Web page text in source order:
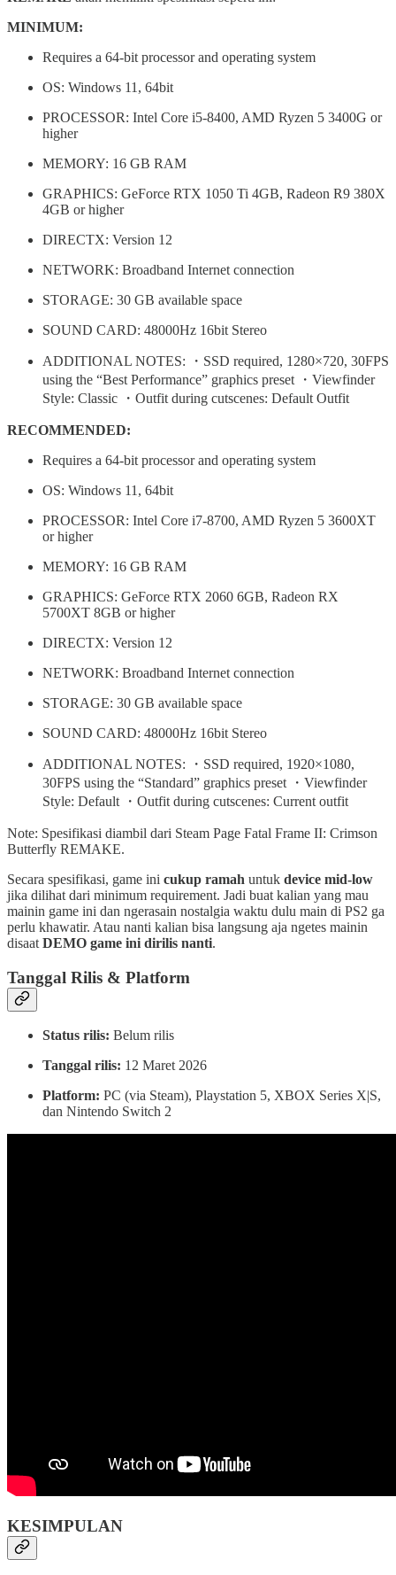
MINIMUM:
Requires a 64-bit processor and operating system
OS: Windows 11, 64bit
PROCESSOR: Intel Core i5-8400, AMD Ryzen 5 3400G or
higher
MEMORY: 16 GB RAM
GRAPHICS: GeForce RTX 1050 Ti 4GB, Radeon R9 380X
4GB or higher
DIRECTX: Version 12
NETWORK: Broadband Internet connection
STORAGE: 30 GB available space
SOUND CARD: 48000Hz 16bit Stereo
ADDITIONAL NOTES: ・SSD required, 1280×720, 30FPS
using the “Best Performance” graphics preset ・Viewfinder
Style: Classic ・Outfit during cutscenes: Default Outfit
RECOMMENDED:
Requires a 64-bit processor and operating system
OS: Windows 11, 64bit
PROCESSOR: Intel Core i7-8700, AMD Ryzen 5 3600XT
or higher
MEMORY: 16 GB RAM
GRAPHICS: GeForce RTX 2060 6GB, Radeon RX
5700XT 8GB or higher
DIRECTX: Version 12
NETWORK: Broadband Internet connection
STORAGE: 30 GB available space
SOUND CARD: 48000Hz 16bit Stereo
ADDITIONAL NOTES: ・SSD required, 1920×1080,
30FPS using the “Standard” graphics preset ・Viewfinder
Style: Default ・Outfit during cutscenes: Current outfit
Note: Spesifikasi diambil dari Steam Page Fatal Frame II: Crimson
Butterfly REMAKE.
Secara spesifikasi, game ini cukup ramah untuk device mid-low
jika dilihat dari minimum requirement. Jadi buat kalian yang mau
mainin game ini dan ngerasain nostalgia waktu dulu main di PS2 ga
perlu khawatir. Atau nanti kalian bisa langsung aja ngetes mainin
disaat DEMO game ini dirilis nanti.
Tanggal Rilis & Platform
Status rilis: Belum rilis
Tanggal rilis: 12 Maret 2026
Platform: PC (via Steam), Playstation 5, XBOX Series X|S,
dan Nintendo Switch 2
KESIMPULAN